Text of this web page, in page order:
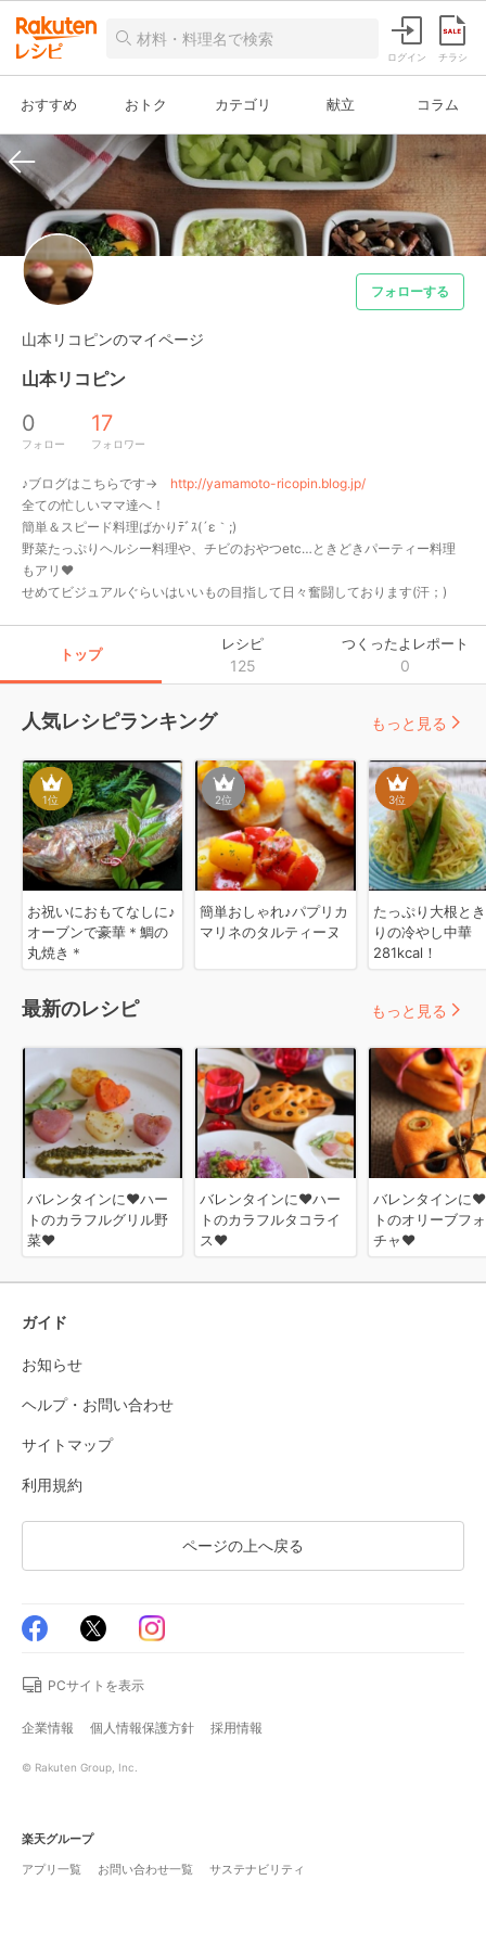
ログイン チラシ
おすすめ おトク カテゴリ 献立 コラム
フォローする
山本リコピンのマイページ
山本リコピン
0
フォロー
17
フォロワー
♪ブログはこちらです→ http://yamamoto-ricopin.blog.jp/
全ての忙しいママ達へ！
簡単＆スピード料理ばかりﾃﾞｽ(´ε｀;)ゝ
野菜たっぷりヘルシー料理や、チビのおやつetc…ときどきパーティー料理
もアリ❤
せめてビジュアルぐらいはいいもの目指して日々奮闘しております(汗；)
トップ
レシピ
125
つくったよレポート
0
人気レシピランキング
1位
お祝いにおもてなしに♪
オーブンで豪華＊鯛の
丸焼き＊
2位
簡単おしゃれ♪パプリカ
マリネのタルティーヌ
3位
たっぷり大根と
りの冷やし中華
281kcal！
もっと見る
最新のレシピ
バレンタインに❤ハー
トのカラフルグリル野
菜❤
バレンタインに❤ハー
トのカラフルタコライ
ス❤
バレンタインに
トのオリーブフ
チャ❤
もっと見る
ガイド
お知らせ
ヘルプ・お問い合わせ
サイトマップ
利用規約
ページの上へ戻る
PCサイトを表示
企業情報 個人情報保護方針 採用情報
© Rakuten Group, Inc.
楽天グループ
アプリ一覧
お問い合わせ一覧 サステナビリティ